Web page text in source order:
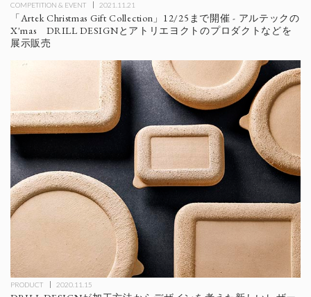
COMPETITION & EVENT 2021.11.21
「Artek Christmas Gift Collection」12/25まで開催 - アルテックの
X'mas DRILL DESIGNとアトリエヨクトのプロダクトなどを
展示販売
PRODUCT 2020.11.15